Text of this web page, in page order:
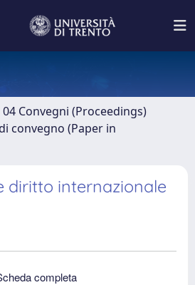
04 Convegni (Proceedings)
convegno (Paper in
diritto internazionale
completa